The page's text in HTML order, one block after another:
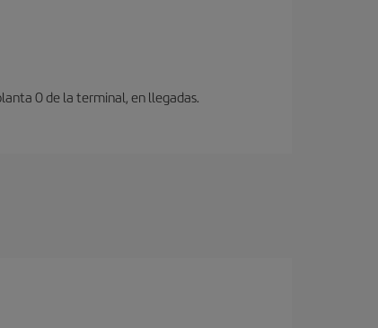
0 de la terminal, en llegadas.